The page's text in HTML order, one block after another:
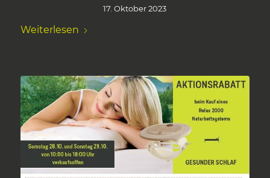
17. Oktober 2023
Weiterlesen